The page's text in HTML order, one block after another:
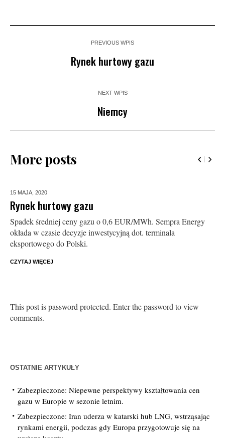
PREVIOUS WPIS
Rynek hurtowy gazu
NEXT WPIS
Niemcy
More posts
15 MAJA, 2020
Rynek hurtowy gazu
Spadek średniej ceny gazu o 0,6 EUR/MWh. Sempra Energy
okłada w czasie decyzje inwestycyjną dot. terminala
eksportowego do Polski.
CZYTAJ WIĘCEJ
This post is password protected. Enter the password to view
comments.
OSTATNIE ARTYKUŁY
Zabezpieczone: Niepewne perspektywy kształtowania cen
gazu w Europie w sezonie letnim.
Zabezpieczone: Iran uderza w katarski hub LNG, wstrząsając
rynkami energii, podczas gdy Europa przygotowuje się na